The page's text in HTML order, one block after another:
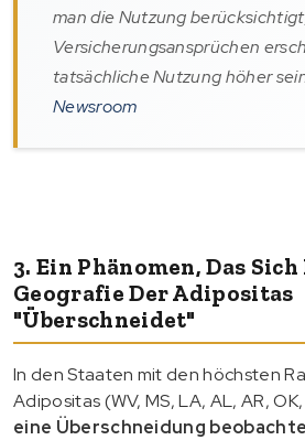
man die Nutzung
Versicherungsansprüchen
tatsächliche Nutzung höher
Newsroom
3. Ein Phänomen, Das
Geografie Der Adipositas
"überschneidet"
In den Staaten mit den höchsten
Adipositas (WV, MS, LA, AL, AR, OK,
eine Überschneidung